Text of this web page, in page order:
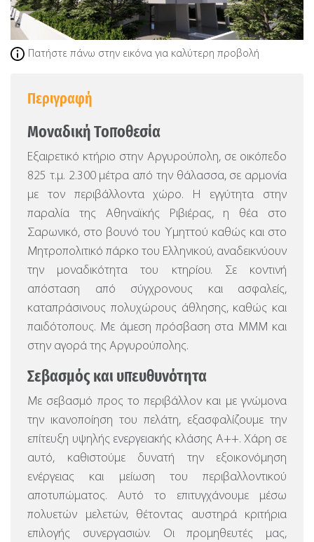
Πατήστε πάνω στην εικόνα για καλύτερη προβολή
Περιγραφή
Μοναδική Τοποθεσία
Εξαιρετικό κτήριο στην Αργυρούπολη, σε οικόπεδο
825 τ.μ. 2.300 μέτρα από την θάλασσα, σε αρμονία
με τον περιβάλλοντα χώρο. Η εγγύτητα στην
παραλία της Αθηναϊκής Ριβιέρας, η θέα στο
Σαρωνικό, στο βουνό του Υμηττού καθώς και στο
Μητροπολιτικό πάρκο του Ελληνικού, αναδεικνύουν
την μοναδικότητα του κτηρίου. Σε κοντινή
απόσταση από σύγχρονους και ασφαλείς,
καταπράσινους πολυχώρους άθλησης, καθώς και
παιδότοπους. Με άμεση πρόσβαση στα ΜΜΜ και
στην αγορά της Αργυρούπολης.
Σεβασμός και υπευθυνότητα
Με σεβασμό προς το περιβάλλον και με γνώμονα
την ικανοποίηση του πελάτη, εξασφαλίζουμε την
επίτευξη υψηλής ενεργειακής κλάσης Α++. Χάρη σε
αυτό, καθιστούμε δυνατή την εξοικονόμηση
ενέργειας και μείωση του περιβαλλοντικού
αποτυπώματος. Αυτό το επιτυγχάνουμε μέσω
πολυετών μελετών, θέτοντας αυστηρά κριτήρια
επιλογής συνεργασιών. Οι προμηθευτές μας,